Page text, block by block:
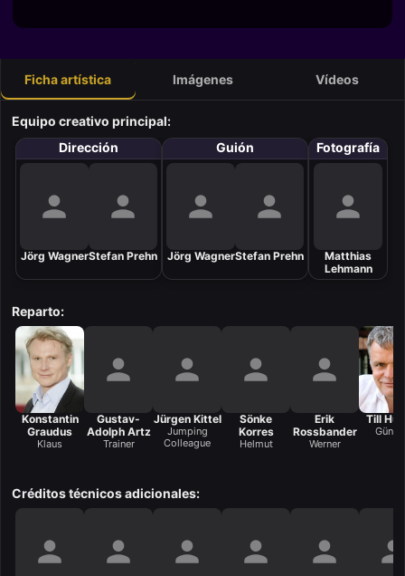
Ficha artística Imágenes Vídeos
Equipo creativo principal:
Dirección
Jörg WagnerStefan Prehn
Guión
Jörg WagnerStefan Prehn
Fotografía
Matthias
Lehmann
Reparto:
Konstantin
Graudus
Klaus
Gustav-
Adolph Artz
Trainer
Jürgen Kittel
Jumping
Colleague
Sönke
Korres
Helmut
Erik
Rossbander
Werner
Till
Créditos técnicos adicionales: